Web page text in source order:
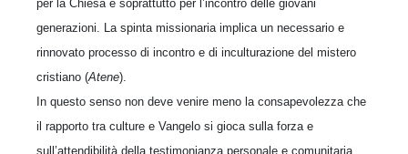
per la Chiesa e soprattutto per l’incontro delle giovani
generazioni. La spinta missionaria implica un necessario e
rinnovato processo di incontro e di inculturazione del mistero
cristiano (Atene).
In questo senso non deve venire meno la consapevolezza che
il rapporto tra culture e Vangelo si gioca sulla forza e
sull’attendibilità della testimonianza personale e comunitaria,